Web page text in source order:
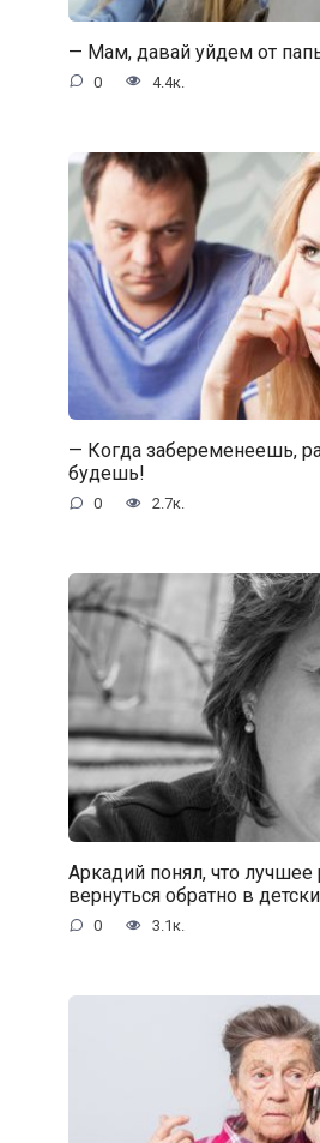
— Мам, давай уйдем от
0 4.4к.
— Когда забеременеешь,
будешь!
0 2.7к.
Аркадий понял, что
вернуться обратно в
0 3.1к.